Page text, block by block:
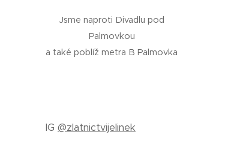
Jsme naproti Divadlu pod
Palmovkou
a také poblíž metra B Palmovka
IG @zlatnictvijelinek